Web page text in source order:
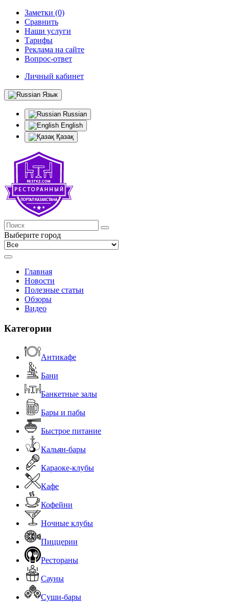
Заметки (0)
Сравнить
Наши услуги
Тарифы
Реклама на сайте
Вопрос-ответ
Личный кабинет
Язык
Russian
English
Қазақ
Выберите город
Главная
Новости
Полезные статьи
Обзоры
Видео
Категории
Антикафе
Бани
Банкетные залы
Бары и пабы
Быстрое питание
Кальян-бары
Караоке-клубы
Кафе
Кофейни
Ночные клубы
Пиццерии
Рестораны
Сауны
Суши-бары